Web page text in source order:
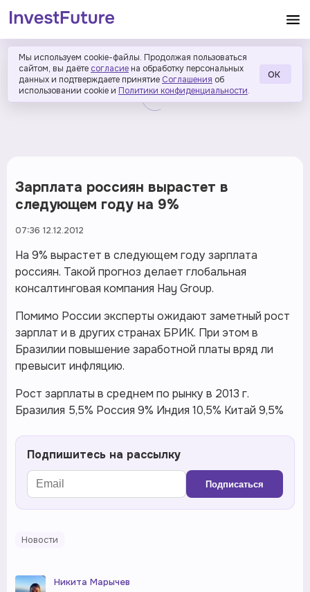
Мы используем cookie-файлы. Продолжая пользоваться
сайтом, вы даёте согласие на обработку персональных
данных и подтверждаете принятие Соглашения об
использовании cookie и Политики конфиденциальности.
ОК
Зарплата россиян вырастет в
следующем году на 9%
07:36 12.12.2012
На 9% вырастет в следующем году зарплата
россиян. Такой прогноз делает глобальная
консалтинговая компания Hay Group.
Помимо России эксперты ожидают заметный рост
зарплат и в других странах БРИК. При этом в
Бразилии повышение заработной платы вряд ли
превысит инфляцию.
Рост зарплаты в среднем по рынку в 2013 г.
Бразилия 5,5% Россия 9% Индия 10,5% Китай 9,5%
Подпишитесь на рассылку
Подписаться
Новости
Никита Марычев